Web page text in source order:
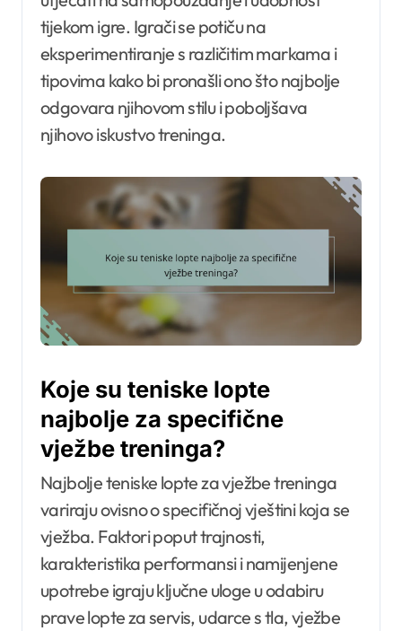
tijekom igre. Igrači se potiču na
eksperimentiranje s različitim markama i
tipovima kako bi pronašli ono što najbolje
odgovara njihovom stilu i poboljšava
njihovo iskustvo treninga.
Koje su teniske lopte
najbolje za specifične
vježbe treninga?
Najbolje teniske lopte za vježbe treninga
variraju ovisno o specifičnoj vještini koja se
vježba. Faktori poput trajnosti,
karakteristika performansi i namijenjene
upotrebe igraju ključne uloge u odabiru
prave lopte za servis, udarce s tla, vježbe